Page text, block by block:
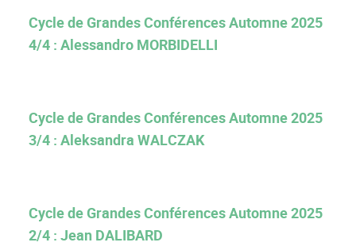
Cycle de Grandes Conférences Automne 2025
4/4 : Alessandro MORBIDELLI
Cycle de Grandes Conférences Automne 2025
3/4 : Aleksandra WALCZAK
Cycle de Grandes Conférences Automne 2025
2/4 : Jean DALIBARD